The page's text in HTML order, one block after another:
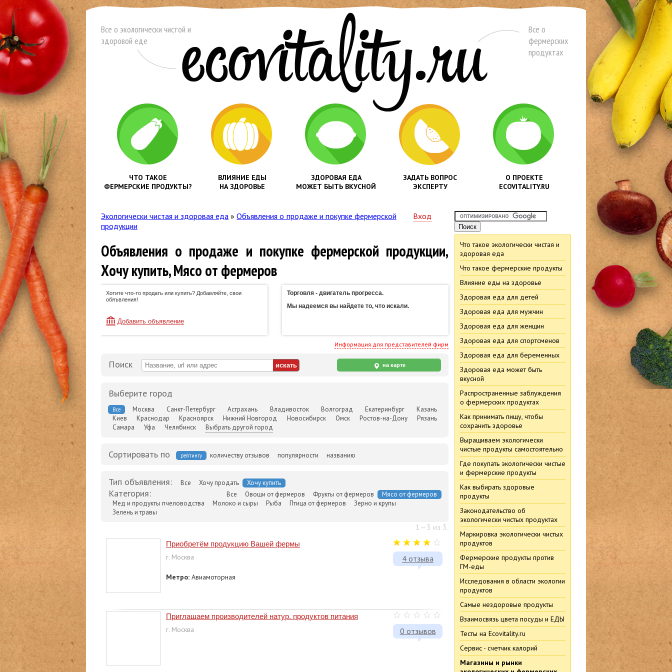
Все о экологически чистой и
здоровой еде
Все о
фермерских
продуктах
ЧТО ТАКОЕ
ФЕРМЕРСКИЕ ПРОДУКТЫ?
ВЛИЯНИЕ ЕДЫ
НА ЗДОРОВЬЕ
ЗДОРОВАЯ ЕДА
МОЖЕТ БЫТЬ ВКУСНОЙ
ЗАДАТЬ ВОПРОС
ЭКСПЕРТУ
О ПРОЕКТЕ
ECOVITALITY.RU
Экологически чистая и здоровая еда »Объявления о продаже и покупке фермерской
продукции
Вход
Объявления о продаже и покупке фермерской продукции,
Хочу купить, Мясо от фермеров
Хотите что-то продать или купить? Добавляйте, свои
обяъвления!
Добавить объявление
Торговля - двигатель прогресса.
Мы надеемся вы найдете то, что искали.
Информация для представителей фирм
Поиск на карте
Выберите город
Все Москва Санкт-Петербург Астрахань Владивосток Волгоград Екатеринбург
Казань
Киев
Краснодар Красноярск Нижний Новгород Новосибирск Омск Ростов-на-Дону
Рязань
Самара
Уфа Челябинск Выбрать другой город
Сортировать по рейтингу количеству отзывов популярности названию
Тип объявления: Все Хочу продать Хочу купить
Категория: Все Овощи от фермеров Фрукты от фермеров
Мясо от фермеров
Мед и продукты пчеловодства
Молоко и сыры Рыба Птица от фермеров
Зерно и крупы
Зелень и травы
1—3 из 3.
4 отзыва
Приобретём продукцию Вашей фермы
г. Москва
Метро: Авиамоторная
0 отзывов
Приглашаем производителей натур. продуктов питания
г. Москва
Что такое экологически чистая и
здоровая еда
Что такое фермерские продукты
Влияние еды на здоровье
Здоровая еда для детей
Здоровая еда для мужчин
Здоровая еда для женщин
Здоровая еда для спортсменов
Здоровая еда для беременных
Здоровая еда может быть
вкусной
Распространенные заблуждения
о фермерских продуктах
Как принимать пищу, чтобы
сохранить здоровье
Выращиваем экологически
чистые продукты самостоятельно
Где покупать экологически чистые
и фермерские продукты
Как выбирать здоровые
продукты
Законодательство об
экологически чистых продуктах
Маркировка экологически чистых
продуктов
Фермерские продукты против
ГМ-еды
Исследования в области экологии
продуктов
Самые нездоровые продукты
Взаимосвязь цвета посуды и ЕДЫ
Тесты на Ecovitality.ru
Сервис - счетчик калорий
Магазины и рынки